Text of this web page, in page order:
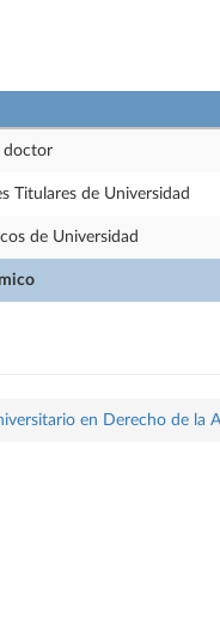
doctor
Titulares de Universidad
de Universidad
en Derecho de la